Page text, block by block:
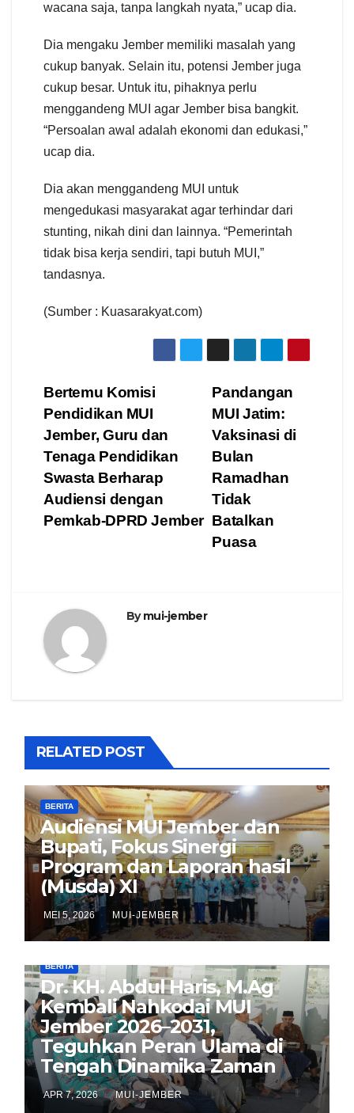
wacana saja, tanpa langkah nyata,” ucap dia.
Dia mengaku Jember memiliki masalah yang
cukup banyak. Selain itu, potensi Jember juga
cukup besar. Untuk itu, pihaknya perlu
menggandeng MUI agar Jember bisa bangkit.
“Persoalan awal adalah ekonomi dan edukasi,”
ucap dia.
Dia akan menggandeng MUI untuk
mengedukasi masyarakat agar terhindar dari
stunting, nikah dini dan lainnya. “Pemerintah
tidak bisa kerja sendiri, tapi butuh MUI,”
tandasnya.
(Sumber : Kuasarakyat.com)
Navigasi
pos
Pandangan
MUI Jatim:
Vaksinasi di
Bulan
Ramadhan
Tidak
Batalkan
Puasa
Bertemu Komisi
Pendidikan MUI
Jember, Guru dan
Tenaga Pendidikan
Swasta Berharap
Audiensi dengan
Pemkab-DPRD Jember
Bymui-jember
RELATED POST
BERITA
Audiensi MUI Jember dan
Bupati, Fokus Sinergi
Program dan Laporan hasil
(Musda) XI
MEI 5, 2026 MUI-JEMBER
BERITA
Dr. KH. Abdul Haris, M.Ag
Kembali Nahkodai MUI
Jember 2026–2031,
Teguhkan Peran Ulama di
Tengah Dinamika Zaman
APR 7, 2026 MUI-JEMBER